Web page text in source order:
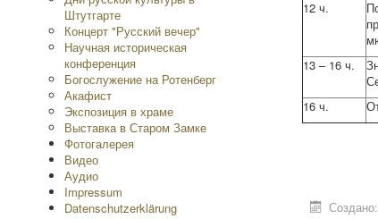
Штутгарте
Концерт "Русский вечер"
Научная историческая
конференция
Богослужение на Ротенберг
Акафист
Экспозиция в храме
Выставка в Старом Замке
Фотогалерея
Видео
Аудио
Impressum
Datenschutzerklärung
12 ч.
13 – 16 ч.
16 ч.